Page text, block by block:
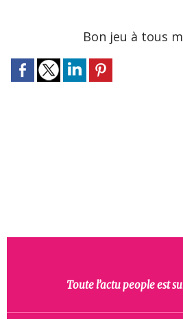
Bon jeu à tous mes
Toute l’actu people est